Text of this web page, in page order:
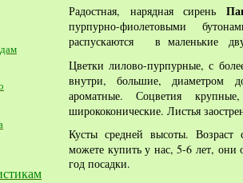
Радостная, нарядная сирень
пурпурно-фиолетовыми
распускаются в маленькие
Цветки лилово-пурпурные, с
внутри, большие, диаметром
ароматные. Соцветия
ширококонические. Листья
Кусты средней высоты. Возраст
можете купить у нас, 5-6 лет, они
год посадки.